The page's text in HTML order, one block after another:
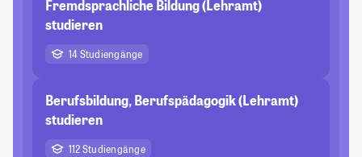
Fremdsprachliche Bildung (Lehramt)
studieren
14 Studiengänge
Berufsbildung, Berufspädagogik (Lehramt)
studieren
112 Studiengänge